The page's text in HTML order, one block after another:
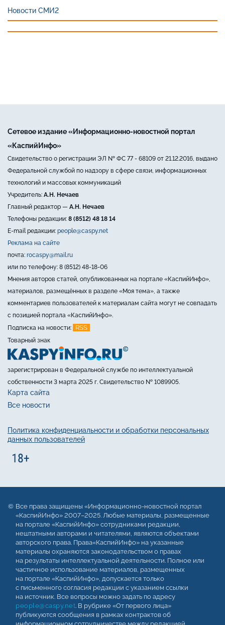
Новости СМИ2
Сетевое издание «Информационно-новостной портал
«КаспийИнфо»
Свидетельство о регистрации ЭЛ № ФС 77 - 68109 от 21.12.2016, выдано
Федеральной службой по надзору в сфере связи, информационных
технологий и массовых коммуникаций
Учредитель: А.Н. Нечаев
Главный редактор — А.Н. Нечаев
Телефоны редакции: 8 (8512) 48 18 14
E-mail редакции: people@caspy.net
Реклама на сайте
почта: rocaspy@mail.ru
или по телефону: 8 (8512) 48-18-06
Мнения авторов статей, опубликованных на портале «КаспийИнфо»,
материалов, размещённых в разделе «Моя тема», а также
комментариев пользователей к материалам сайта могут не совпадать
с позицией портала «КаспийИнфо».
Подписка на новости:
RSS
Товарный знак
зарегистрирован в Федеральной службе по интеллектуальной
собственности 3 марта 2025 г. Свидетельство № 1089905.
Карта сайта
Все новости
Политика конфиденциальности и обработки персональных
данных пользователей
Все права защищены «Информационно-новостной портал
«КаспийИнфо» 2007–2025. Любые материалы, размещенные
на портале «КаспийИнфо» сотрудниками редакции,
нештатными авторами и читателями, являются объектами
авторского права. Права«КаспийИнфо» на указанные
материалы охраняются законодательством о правах
на результаты интеллектуальной деятельности. Полное или
частичное использование материалов, размещенных
на портале «КаспийИнфо», допускается только
с письменного согласия редакции с указанием ссылки
на источник. Все вопросы можно задать по адресу
people@caspy.net. В рубрике «От первого лица»
публикуются сообщения в рамках контрактов об